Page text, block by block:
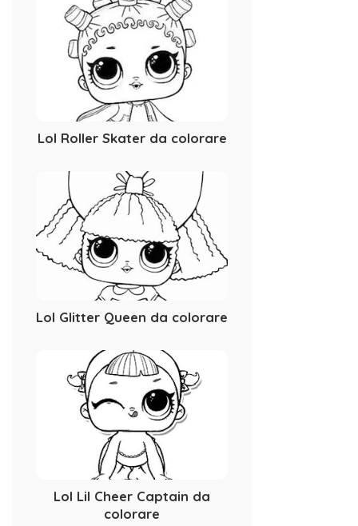
Lol Roller Skater da colorare
Lol Glitter Queen da colorare
Lol Lil Cheer Captain da
colorare